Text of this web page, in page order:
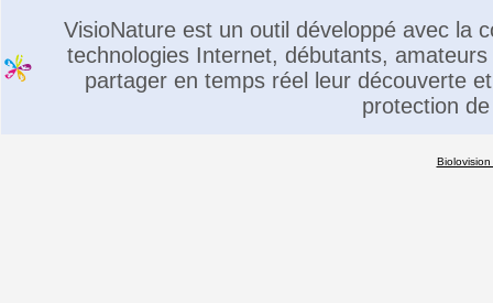
VisioNature est un outil développé avec la
technologies Internet, débutants,
partager en temps réel leur découverte
protection
Biolovision